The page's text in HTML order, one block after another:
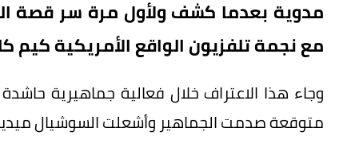
مدوية بعدما كشف ولأول مرة سر قصة
مع نجمة تلفزيون الواقع الأمريكية كيم
وجاء هذا الاعتراف خلال فعالية جماهيرية
متوقعة صدمت الجماهير وأشعلت السوشيال